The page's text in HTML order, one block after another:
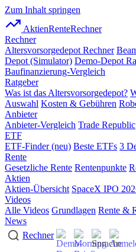
Zum Inhalt springen
AktienRenteRechner
Rechner
Altersvorsorgedepot Rechner
Depot (Simulator) Demo-Depot
Baufinanzierung-Vergleich
Ratgeber
Was ist das Altersvorsorgedepot?
Auswahl Kosten & Gebühren
Anbieter
Anbieter-Vergleich Trade Republic
ETF
ETF-Finder (neu) Beste ETFs 3
Rente
Gesetzliche Rente Rentenpunkte
Aktien
Aktien-Übersicht SpaceX IPO
Videos
Alle Videos Grundlagen Rente &
News
Rechner